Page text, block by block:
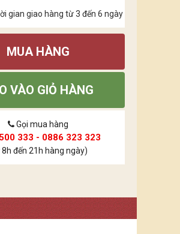
gian giao hàng từ 3 đến 6 ngày
MUA HÀNG
VÀO GIỎ HÀNG
Gọi mua hàng
333 - 0886 323 323
đến 21h hàng ngày)